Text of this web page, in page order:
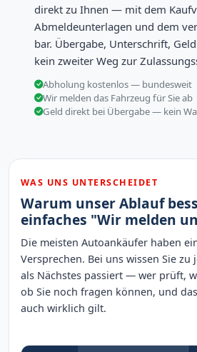
direkt zu Ihnen — mit dem
Abmeldeunterlagen und dem
bar. Übergabe, Unterschrift,
kein zweiter Weg zur
Abholung kostenlos — bundesweit
Wir melden das Fahrzeug für Sie ab
Geld direkt bei Übergabe — kein
WAS UNS UNTERSCHEIDET
Warum unser Ablauf
einfaches "Wir melden
Die meisten Autoankäufer haben
Versprechen. Bei uns wissen Sie zu
als Nächstes passiert — wer prüft,
ob Sie noch fragen können, und
auch wirklich gilt.